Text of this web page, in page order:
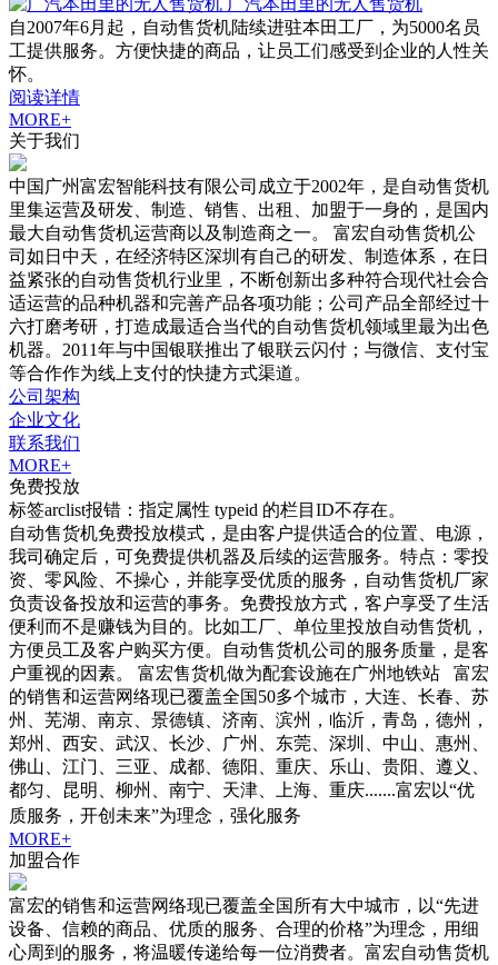
广汽本田里的无人售货机
自2007年6月起，自动售货机陆续进驻本田工厂，为5000名员
工提供服务。方便快捷的商品，让员工们感受到企业的人性关
怀。
阅读详情
MORE+
关于我们
中国广州富宏智能科技有限公司成立于2002年，是自动售货机
里集运营及研发、制造、销售、出租、加盟于一身的，是国内
最大自动售货机运营商以及制造商之一。 富宏自动售货机公
司如日中天，在经济特区深圳有自己的研发、制造体系，在日
益紧张的自动售货机行业里，不断创新出多种符合现代社会合
适运营的品种机器和完善产品各项功能；公司产品全部经过十
六打磨考研，打造成最适合当代的自动售货机领域里最为出色
机器。2011年与中国银联推出了银联云闪付；与微信、支付宝
等合作作为线上支付的快捷方式渠道。
公司架构
企业文化
联系我们
MORE+
免费投放
标签arclist报错：指定属性 typeid 的栏目ID不存在。
自动售货机免费投放模式，是由客户提供适合的位置、电源，
我司确定后，可免费提供机器及后续的运营服务。特点：零投
资、零风险、不操心，并能享受优质的服务，自动售货机厂家
负责设备投放和运营的事务。免费投放方式，客户享受了生活
便利而不是赚钱为目的。比如工厂、单位里投放自动售货机，
方便员工及客户购买方便。自动售货机公司的服务质量，是客
户重视的因素。 富宏售货机做为配套设施在广州地铁站 富宏
的销售和运营网络现已覆盖全国50多个城市，大连、长春、苏
州、芜湖、南京、景德镇、济南、滨州，临沂，青岛，德州，
郑州、西安、武汉、长沙、广州、东莞、深圳、中山、惠州、
佛山、江门、三亚、成都、德阳、重庆、乐山、贵阳、遵义、
都匀、昆明、柳州、南宁、天津、上海、重庆.......富宏以“优
质服务，开创未来”为理念，强化服务
MORE+
加盟合作
富宏的销售和运营网络现已覆盖全国所有大中城市，以“先进
设备、信赖的商品、优质的服务、合理的价格”为理念，用细
心周到的服务，将温暖传递给每一位消费者。富宏自动售货机